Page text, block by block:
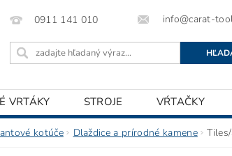
0911 141 010 info@carat-
VRTÁKY STROJE VŔTAČKY
kotúče Dlaždice a prírodné kamene